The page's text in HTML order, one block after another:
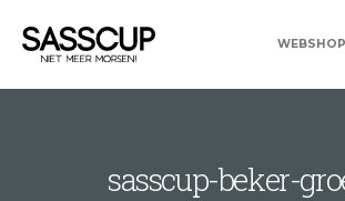
WEBSHOP
sasscup-beker-